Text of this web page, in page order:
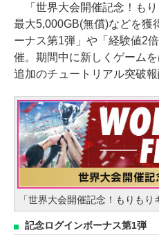
「世界大会開催記念！もり
最大5,000GB(無償)などを獲
ーナス第1弾」や「経験値2
催。期間中に新しくゲーム
追加のチュートリアル突破報
「世界大会開催記念！もりもり
記念ログインボーナス第1弾